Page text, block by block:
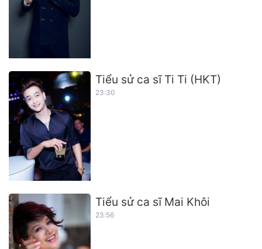
Tiểu sử ca sĩ Ti Ti (HKT)
23:30
Tiểu sử ca sĩ Mai Khôi
23:56